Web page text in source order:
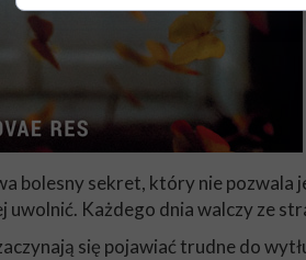
bolesny sekret, który nie pozwala
Każdego dnia walczy ze
się pojawiać trudne do